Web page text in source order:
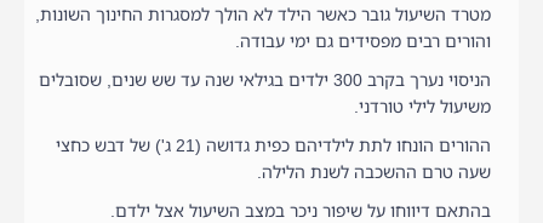
מטרד השיעול גובר כאשר הילד לא הולך למסגרות החינוך השונות,
והורים רבים מפסידים גם ימי עבודה.
הניסוי נערך בקרב 300 ילדים בגילאי שנה עד שש שנים, שסובלים
משיעול לילי טורדני.
ההורים הונחו לתת לילדיהם כפית גדושה (21 ג') של דבש כחצי
שעה טרם ההשכבה לשנת הלילה.
בהתאם דיווחו על שיפור ניכר במצב השיעול אצל ילדם.